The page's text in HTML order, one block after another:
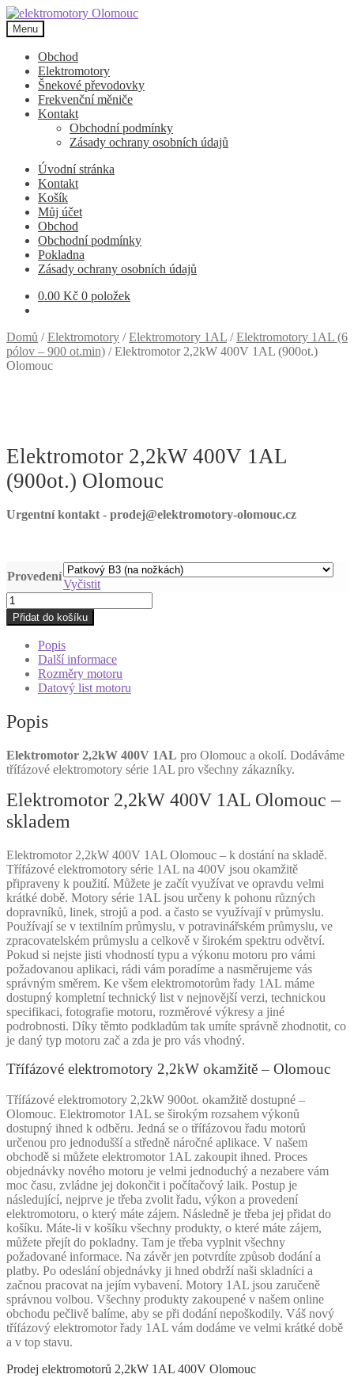
Přeskočit
na
navigaci
Přejít
k
obsahu
webu
Menu
Obchod
Elektromotory
Šnekové převodovky
Frekvenční měniče
Kontakt
Obchodní podmínky
Zásady ochrany osobních údajů
Úvodní stránka
Kontakt
Košík
Můj účet
Obchod
Obchodní podmínky
Pokladna
Zásady ochrany osobních údajů
0.00 Kč 0 položek
Domů /Elektromotory /Elektromotory 1AL /Elektromotory 1AL (6
pólov – 900 ot.min) /Elektromotor 2,2kW 400V 1AL (900ot.)
Olomouc
Elektromotor 2,2kW 400V 1AL
(900ot.) Olomouc
Urgentní kontakt - prodej@elektromotory-olomouc.cz
Provedení
Vyčistit
Elektromotor
2,2kW
400V
1AL
(900ot.)
Olomouc
množství
Přidat do košíku
Popis
Další informace
Rozměry motoru
Datový list motoru
Popis
Elektromotor 2,2kW 400V 1AL pro Olomouc a okolí. Dodáváme
třífázové elektromotory série 1AL pro všechny zákazníky.
Elektromotor 2,2kW 400V 1AL Olomouc –
skladem
Elektromotor 2,2kW 400V 1AL Olomouc – k dostání na skladě.
Třífázové elektromotory série 1AL na 400V jsou okamžitě
připraveny k použití. Můžete je začít využívat ve opravdu velmi
krátké době. Motory série 1AL jsou určeny k pohonu různých
dopravníků, linek, strojů a pod. a často se využívají v průmyslu.
Používají se v textilním průmyslu, v potravinářském průmyslu, ve
zpracovatelském průmyslu a celkově v širokém spektru odvětví.
Pokud si nejste jisti vhodností typu a výkonu motoru pro vámi
požadovanou aplikaci, rádi vám poradíme a nasměrujeme vás
správným směrem. Ke všem elektromotorům řady 1AL máme
dostupný kompletní technický list v nejnovější verzi, technickou
specifikaci, fotografie motoru, rozměrové výkresy a jiné
podrobnosti. Díky těmto podkladům tak umíte správně zhodnotit, co
je daný typ motoru zač a zda je pro vás vhodný.
Třífázové elektromotory 2,2kW okamžitě – Olomouc
Třífázové elektromotory 2,2kW 900ot. okamžitě dostupné –
Olomouc. Elektromotor 1AL se širokým rozsahem výkonů
dostupný ihned k odběru. Jedná se o třífázovou řadu motorů
určenou pro jednodušší a středně náročné aplikace. V našem
obchodě si můžete elektromotor 1AL zakoupit ihned. Proces
objednávky nového motoru je velmi jednoduchý a nezabere vám
moc času, zvládne jej dokončit i počítačový laik. Postup je
následující, nejprve je třeba zvolit řadu, výkon a provedení
elektromotoru, o který máte zájem. Následně je třeba jej přidat do
košíku. Máte-li v košíku všechny produkty, o které máte zájem,
můžete přejít do pokladny. Tam je třeba vyplnit všechny
požadované informace. Na závěr jen potvrdíte způsob dodání a
platby. Po odeslání objednávky ji hned obdrží naši skladníci a
začnou pracovat na jejím vybavení. Motory 1AL jsou zaručeně
správnou volbou. Všechny produkty zakoupené v našem online
obchodu pečlivě balíme, aby se při dodání nepoškodily. Váš nový
třífázový elektromotor řady 1AL vám dodáme ve velmi krátké době
a v top stavu.
Prodej elektromotorů 2,2kW 1AL 400V Olomouc